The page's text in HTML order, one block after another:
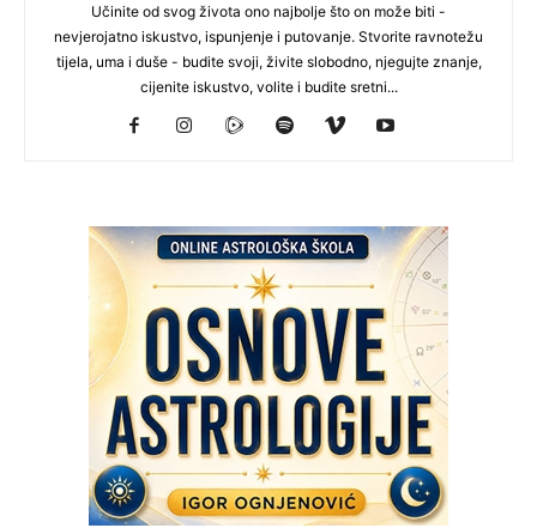
Učinite od svog života ono najbolje što on može biti -
nevjerojatno iskustvo, ispunjenje i putovanje. Stvorite ravnotežu
tijela, uma i duše - budite svoji, živite slobodno, njegujte znanje,
cijenite iskustvo, volite i budite sretni...